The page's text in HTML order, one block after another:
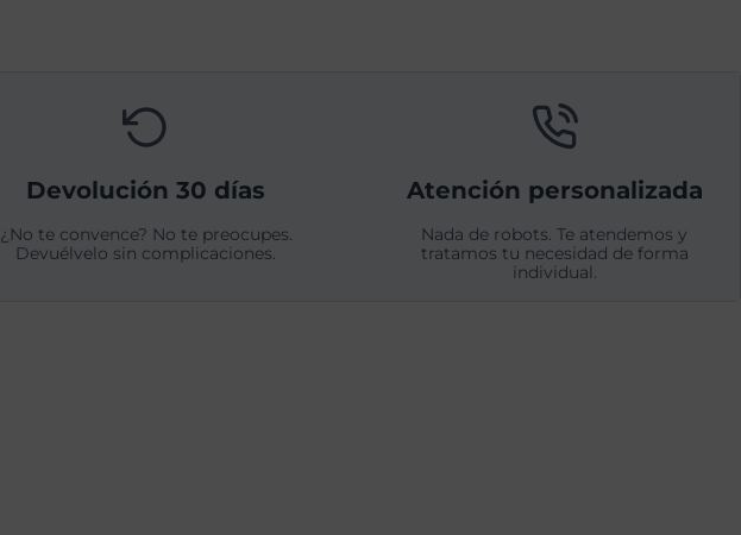
Devolución 30 días
¿No te convence? No te preocupes.
Devuélvelo sin complicaciones.
Atención personalizada
Nada de robots. Te atendemos y
tratamos tu necesidad de forma
individual.